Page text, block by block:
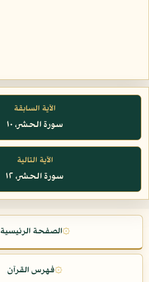
الآية السابقة
سورة الحشر، ١٠
الآية التالية
سورة الحشر، ١٢
۞الصفحة الرئيسية
۞فهرس القرآن